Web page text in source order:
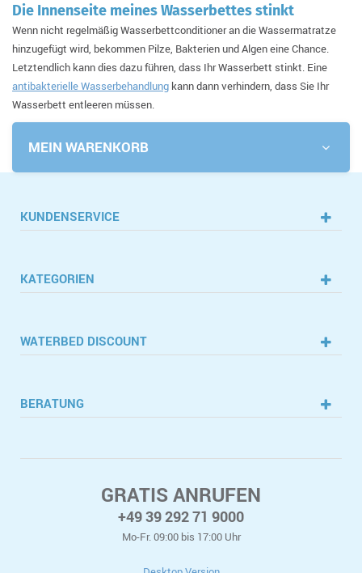
Die Innenseite meines Wasserbettes stinkt
Wenn nicht regelmäßig Wasserbettconditioner an die Wassermatratze
hinzugefügt wird, bekommen Pilze, Bakterien und Algen eine Chance.
Letztendlich kann dies dazu führen, dass Ihr Wasserbett stinkt. Eine
antibakterielle Wasserbehandlung kann dann verhindern, dass Sie Ihr
Wasserbett entleeren müssen.
MEIN WARENKORB
KUNDENSERVICE
KATEGORIEN
WATERBED DISCOUNT
BERATUNG
GRATIS ANRUFEN
+49 39 292 71 9000
Mo-Fr. 09:00 bis 17:00 Uhr